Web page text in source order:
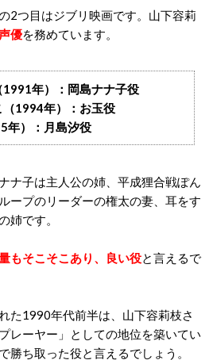
2つ目はジブリ映画です。山下容莉
優を務めています。
1991年）：岡島ナナ子役
（1994年）：お玉役
年）：月島汐役
ナ子は主人公の姉、平成狸合戦ぽん
ープのリーダーの権太の妻、耳をす
姉です。
もそこそこあり、良い役と言えるで
た1990年代前半は、山下容莉枝さ
レーヤー」としての地位を築いてい
勝ち取った役と言えるでしょう。